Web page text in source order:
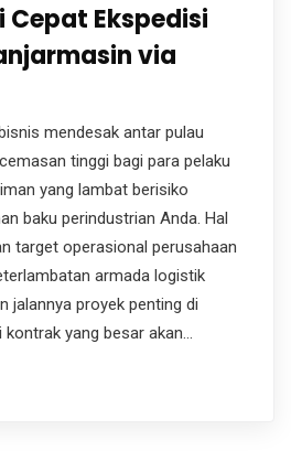
Cepat Ekspedisi
via
mendesak antar pulau
tinggi bagi para pelaku
yang lambat berisiko
baku perindustrian Anda. Hal
target operasional perusahaan
armada logistik
jalannya proyek penting di
kontrak yang besar akan…